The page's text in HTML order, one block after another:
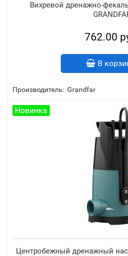
Вихревой дренажно-
Производитель: Grandfar
762.00
В
Новинка
Центробежный дренажный